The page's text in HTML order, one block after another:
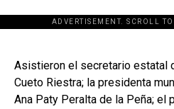
ADVERTISEMENT. SCROLL
[adsforwp
Asistieron el secretario estatal
Cueto Riestra; la presidenta
Ana Paty Peralta de la Peña; el